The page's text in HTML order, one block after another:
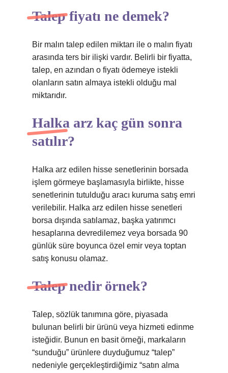
Talep fiyatı ne demek?
Bir malın talep edilen miktarı ile o malın fiyatı
arasında ters bir ilişki vardır. Belirli bir fiyatta,
talep, en azından o fiyatı ödemeye istekli
olanların satın almaya istekli olduğu mal
miktarıdır.
Halka arz kaç gün sonra
satılır?
Halka arz edilen hisse senetlerinin borsada
işlem görmeye başlamasıyla birlikte, hisse
senetlerinin tutulduğu aracı kuruma satış emri
verilebilir. Halka arz edilen hisse senetleri
borsa dışında satılamaz, başka yatırımcı
hesaplarına devredilemez veya borsada 90
günlük süre boyunca özel emir veya toptan
satış konusu olamaz.
Talep nedir örnek?
Talep, sözlük tanımına göre, piyasada
bulunan belirli bir ürünü veya hizmeti edinme
isteğidir. Bunun en basit örneği, markaların
“sunduğu” ürünlere duyduğumuz “talep”
nedeniyle gerçekleştirdiğimiz “satın alma